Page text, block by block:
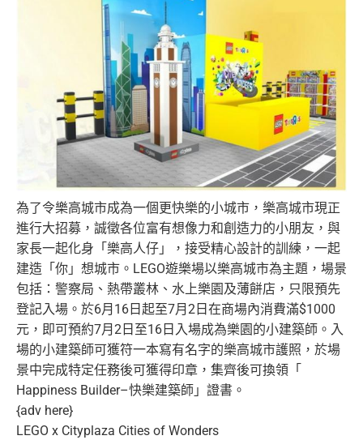
為了令樂高城市成為一個更快樂的小城市， 樂高城市現正
進行大招募，誠徵各位富有想像力和創造力的小朋友， 與
家長一起化身「樂高人仔」，接受精心設計的訓練，一起
建造「 你」想城市。LEGO遊樂場以樂高城市為主題，場景
包括： 警察局、熱帶叢林、水上樂園及薄餅店，只限預先
登記入場。 於6月16日起至7月2日在商場內消費滿$1000
元， 即可預約7月2日至16日入場成為樂園的小建築師。 入
場的小建築師可獲符一本寫有名字的樂高城市護照， 於場
景中完成特定任務後可獲得印章，集齊後可換領「
Happiness Builder–快樂建築師」證書。
{adv here}
LEGO x Cityplaza Cities of Wonders